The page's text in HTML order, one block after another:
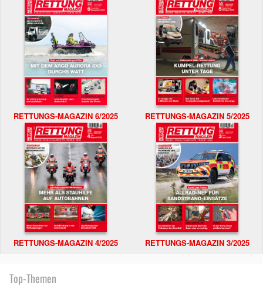
RETTUNGS-MAGAZIN 6/2025 RETTUNGS-MAGAZIN 5/2025
RETTUNGS-MAGAZIN 4/2025 RETTUNGS-MAGAZIN 3/2025
Top-Themen